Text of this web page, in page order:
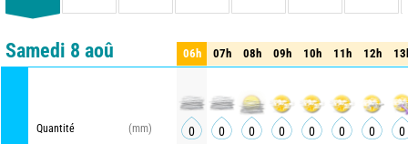
Comparateur détaillé synthétique
Samedi 8 aoû
Quantité
(mm)
06h 07h 08h 09h 10h 11h 12h
06h 07h 08h 09h 10h 11h 12h
0 0 0 0 0 0 0
0